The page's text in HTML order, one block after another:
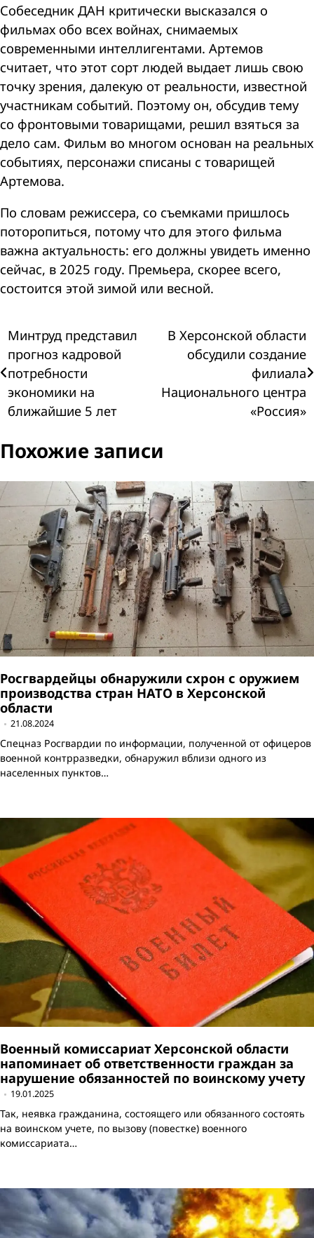
Собеседник ДАН критически высказался о
фильмах обо всех войнах, снимаемых
современными интеллигентами. Артемов
считает, что этот сорт людей выдает лишь свою
точку зрения, далекую от реальности, известной
участникам событий. Поэтому он, обсудив тему
со фронтовыми товарищами, решил взяться за
дело сам. Фильм во многом основан на реальных
событиях, персонажи списаны с товарищей
Артемова.
По словам режиссера, со съемками пришлось
поторопиться, потому что для этого фильма
важна актуальность: его должны увидеть именно
сейчас, в 2025 году. Премьера, скорее всего,
состоится этой зимой или весной.
Навигация
по
записям
Минтруд представил
прогноз кадровой
потребности
экономики на
ближайшие 5 лет
В Херсонской области
обсудили создание
филиала
Национального центра
«Россия»
Похожие записи
Росгвардейцы обнаружили схрон с оружием
производства стран НАТО в Херсонской
области
21.08.2024
Спецназ Росгвардии по информации, полученной от офицеров
военной контрразведки, обнаружил вблизи одного из
населенных пунктов…
Военный комиссариат Херсонской области
напоминает об ответственности граждан за
нарушение обязанностей по воинскому учету
19.01.2025
Так, неявка гражданина, состоящего или обязанного состоять
на воинском учете, по вызову (повестке) военного
комиссариата…